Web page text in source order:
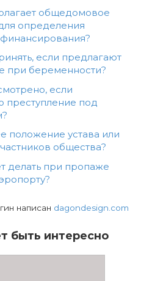
общедомовое
определения
если предлагают
при беременности?
если
преступление под
положение устава или
общества?
делать при пропаже
написан dagondesign.com
быть интересно